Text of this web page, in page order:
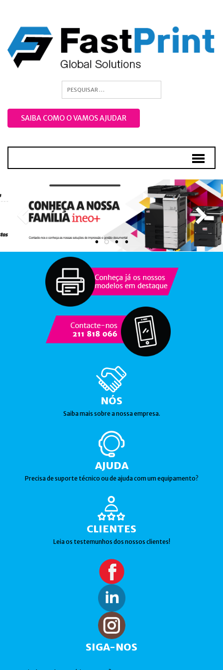
SAIBA COMO O VAMOS AJUDAR
NÓS
Saiba mais sobre a nossa empresa.
AJUDA
Precisa de suporte técnico ou de ajuda com um equipamento?
CLIENTES
Leia os testemunhos dos nossos clientes!
SIGA-NOS